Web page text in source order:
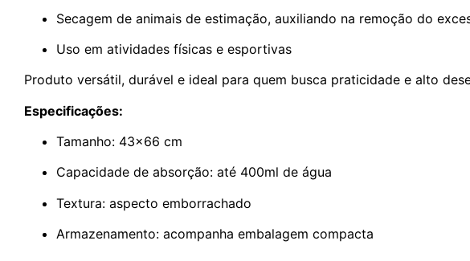
Secagem de animais de estimação, auxiliando na remoção do
Uso em atividades físicas e esportivas
Produto versátil, durável e ideal para quem busca praticidade e alto
Especificações:
Tamanho: 43×66 cm
Capacidade de absorção: até 400ml de água
Textura: aspecto emborrachado
Armazenamento: acompanha embalagem compacta